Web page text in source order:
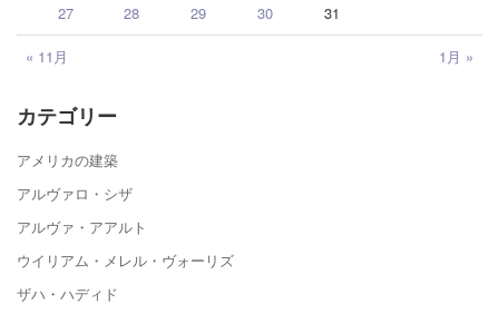
« 11月 1月 »
27 28 29 30 31
カテゴリー
アメリカの建築
アルヴァロ・シザ
アルヴァ・アアルト
ウイリアム・メレル・ヴォーリズ
ザハ・ハディド